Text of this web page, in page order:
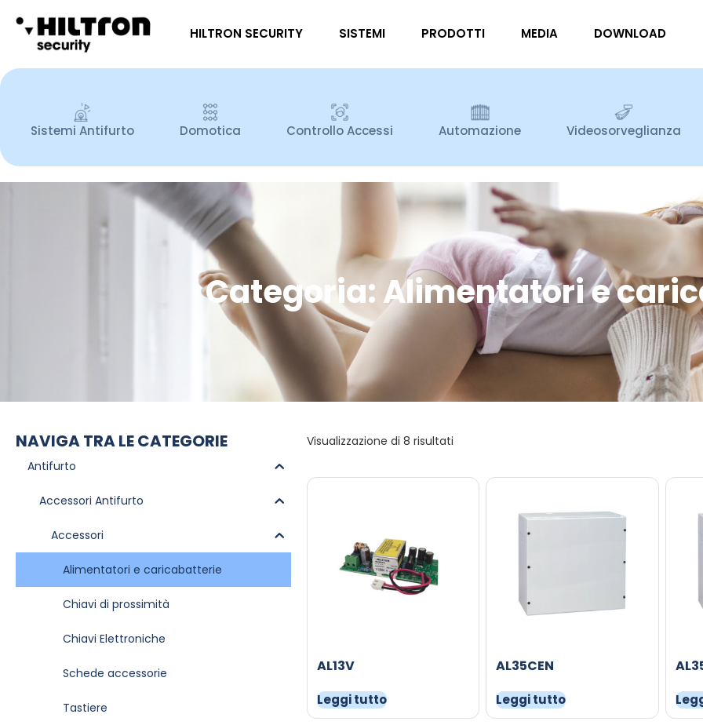
HILTRON SECURITY SISTEMI PRODOTTI MEDIA DOWNLOAD
Sistemi Antifurto Domotica Controllo Accessi Automazione Videosorveglianza
Categoria: Alimentatori e
NAVIGA TRA LE CATEGORIE
Antifurto
Accessori Antifurto
Accessori
Alimentatori e caricabatterie
Chiavi di prossimità
Chiavi Elettroniche
Schede accessorie
Tastiere
Visualizzazione di 8 risultati
AL13V
Leggi tutto
AL35CEN
Leggi tutto